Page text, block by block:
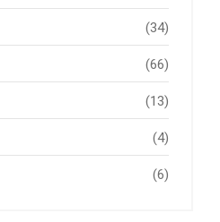
(34)
(66)
(13)
(4)
(6)